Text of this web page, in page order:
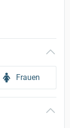
Frauen